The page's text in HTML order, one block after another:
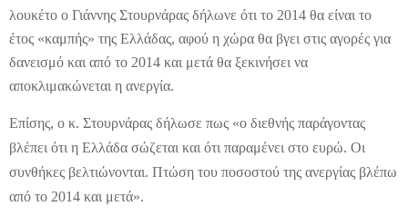
λουκέτο ο Γιάννης Στουρνάρας δήλωνε ότι το 2014 θα είναι το
έτος «καμπής» της Ελλάδας, αφού η χώρα θα βγει στις αγορές για
δανεισμό και από το 2014 και μετά θα ξεκινήσει να
αποκλιμακώνεται η ανεργία.
Επίσης, ο κ. Στουρνάρας δήλωσε πως «ο διεθνής παράγοντας
βλέπει ότι η Ελλάδα σώζεται και ότι παραμένει στο ευρώ. Οι
συνθήκες βελτιώνονται. Πτώση του ποσοστού της ανεργίας βλέπω
από το 2014 και μετά».